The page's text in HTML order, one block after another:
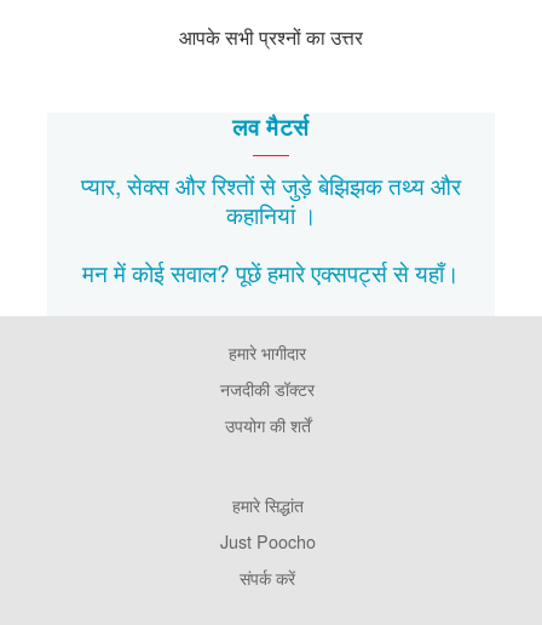
आपके सभी प्रश्नों का उत्तर
लव मैटर्स
प्यार, सेक्स और रिश्तों से जुड़े बेझिझकतथ्यऔर
कहानियां।
मन में कोई सवाल? पूछें हमारे एक्सपर्ट्स सेयहाँ।
हमारे भागीदार
नजदीकी डॉक्टर
उपयोग की शर्तें
हमारे सिद्धांत
Just Poocho
संपर्क करें